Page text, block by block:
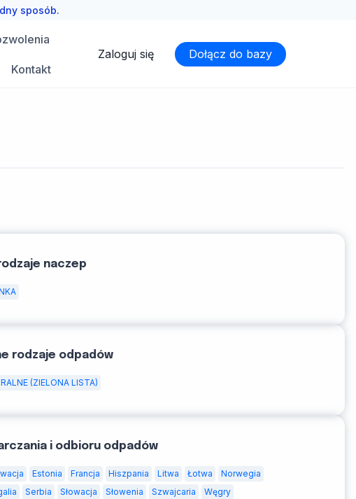
sposób.
Kontakt
Zaloguj się Dołącz do bazy
naczep
rodzaje odpadów
(ZIELONA LISTA)
i odbioru odpadów
Estonia Francja Hiszpania Litwa Łotwa
Norwegia
Serbia Słowacja Słowenia Szwajcaria Węgry